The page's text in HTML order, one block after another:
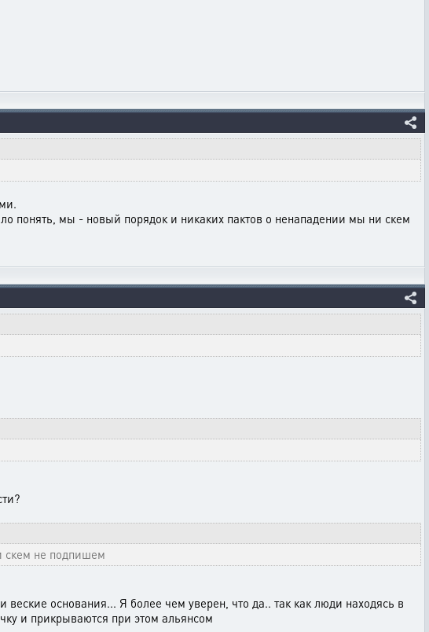
понять, мы - новый порядок и никаких пактов о ненападении мы ни скем
скем не подпишем
основания... Я более чем уверен, что да.. так как люди находясь в
и прикрываются при этом альянсом